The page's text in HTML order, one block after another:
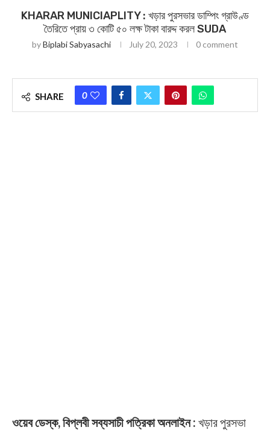
KHARAR MUNICIAPLITY : খড়ার পুরসভার ডাম্পিং গ্রাউণ্ড
তৈরিতে প্রায় ৩ কোটি ৫০ লক্ষ টাকা বারদ্দ করল SUDA
byBiplabi Sabyasachi July 20, 2023 0 comment
SHARE 0
ওয়েব ডেস্ক, বিপ্লবী সব্যসাচী পত্রিকা অনলাইন : খড়ার পুরসভা